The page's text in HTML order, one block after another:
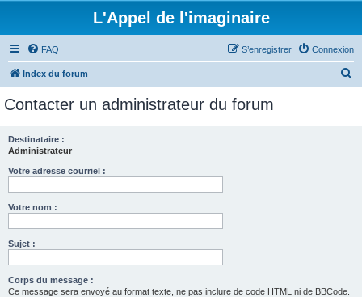
L'Appel de l'imaginaire
FAQ Connexion
S’enregistrer
Index du forum
Contacter un administrateur du forum
Destinataire :
Administrateur
Votre adresse courriel :
Votre nom :
Sujet :
Corps du message :
Ce message sera envoyé au format texte, ne pas inclure de code HTML ni de BBCode.